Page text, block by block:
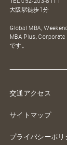
大阪駅徒歩1分
Global MBA,
MBA Plus,
です。
交通アクセス
サイトマップ
プライバシーポリ